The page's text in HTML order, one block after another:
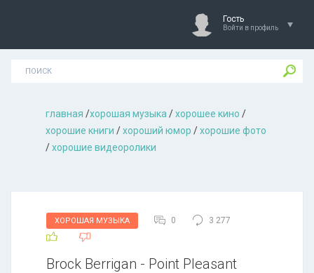
Гость
Войти в профиль
главная /хорошая музыкa /хорошее кино /
хорошие книги /хороший юмор /хорошие фото
/хорошие видеоролики
ХОРОШАЯ МУЗЫКА 0 3 277
Brock Berrigan - Point Pleasant